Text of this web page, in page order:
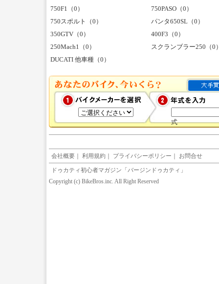
750F1（0）
750PASO（0）
750スポルト（0）
パンタ650SL（0）
350GTV（0）
400F3（0）
250Mach1（0）
スクランブラー250（0
DUCATI 他車種（0）
式
会社概要 ｜ 利用規約 ｜ プライバシーポリシー ｜ お問合せ
ドゥカティ初心者マガジン「バージンドゥカティ」
Copyright (c) BikeBros.inc. All Right Reserved